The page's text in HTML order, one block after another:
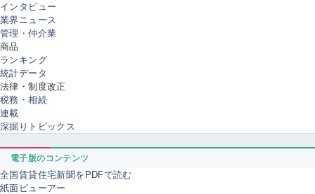
インタビュー
業界ニュース
管理・仲介業
商品
ランキング
統計データ
法律・制度改正
税務・相続
連載
深掘りトピックス
電子版のコンテンツ
全国賃貸住宅新聞をPDFで読む
紙面ビューアー